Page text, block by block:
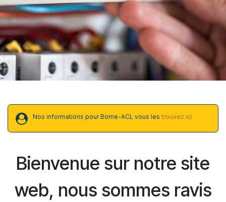
Nos informations pour Borne-ACL vous les trouvez ici
Bienvenue sur notre site
web, nous sommes ravis